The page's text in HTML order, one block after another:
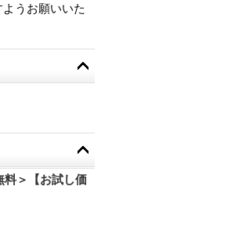
うお願いいた
＞【お試し価